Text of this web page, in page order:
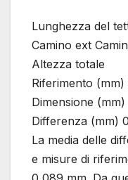
Lunghezza del
Camino ext
Altezza totale
Riferimento (mm)
Dimensione
Differenza (mm)
La media delle
e misure di